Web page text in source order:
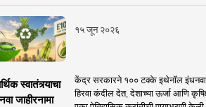
१५ जून २०२६
स्वातंत्र्याचा
जाहीरनामा
केंद्र सरकारने १०० टक्के इथेनॉल
हिरवा कंदील देत, देशाच्या ऊर्जा आणि